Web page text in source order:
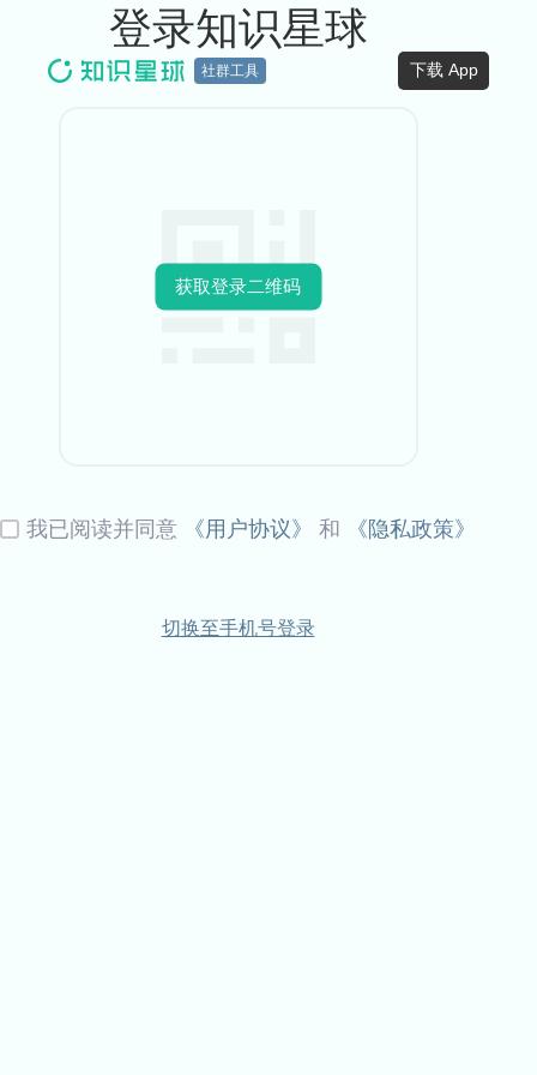
社群工具 下载 App
登录知识星球
获取登录二维码
我已阅读并同意 《用户协议》 和 《隐私政策》
切换至手机号登录